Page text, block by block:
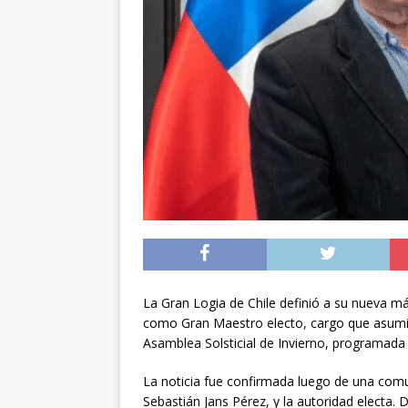
[ 05/08/2026 ]
Iquique
DEPORTES
[ 05/08/2026 ]
público del sector
[ 06/08/2026 ]
El
La Gran Logia de Chile definió a su nueva
como Gran Maestro electo, cargo que
Asamblea Solsticial de Invierno,
La noticia fue confirmada luego de una
Sebastián Jans Pérez, y la autoridad